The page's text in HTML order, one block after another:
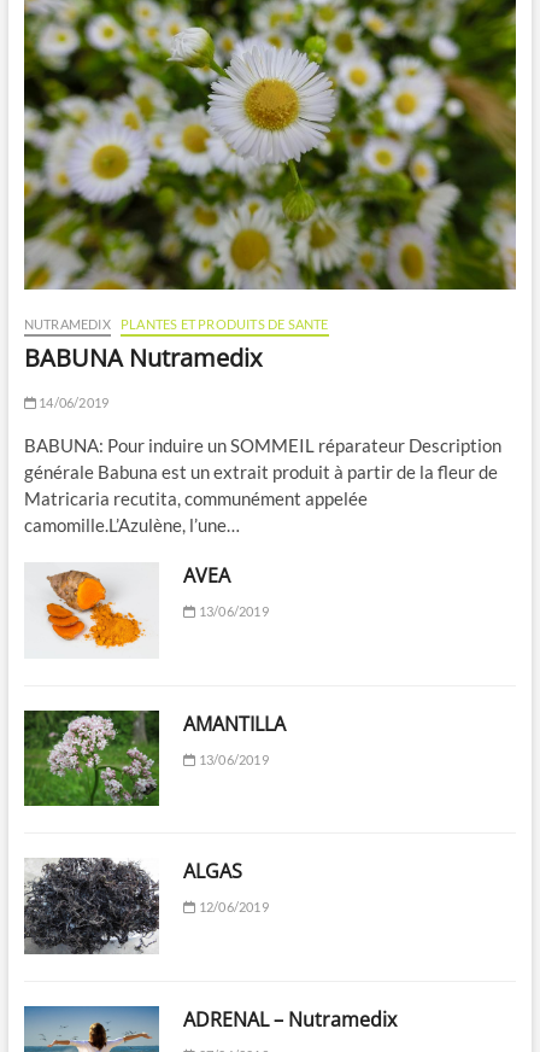
NUTRAMEDIX PLANTES ET PRODUITS DE SANTE
BABUNA Nutramedix
14/06/2019
BABUNA: Pour induire un SOMMEIL réparateur Description
générale Babuna est un extrait produit à partir de la fleur de
Matricaria recutita, communément appelée
camomille.L’Azulène, l’une…
AVEA
13/06/2019
AMANTILLA
13/06/2019
ALGAS
12/06/2019
ADRENAL – Nutramedix